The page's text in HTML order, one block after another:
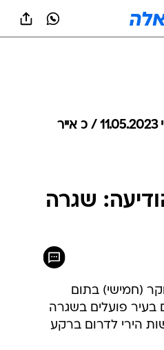
מבזקי חדשות - יום חמישי 11.05.2023 / כ אייר
שגרה
(חמישי) בתום
פועלים בשגרה
הירי לדרום ברקע